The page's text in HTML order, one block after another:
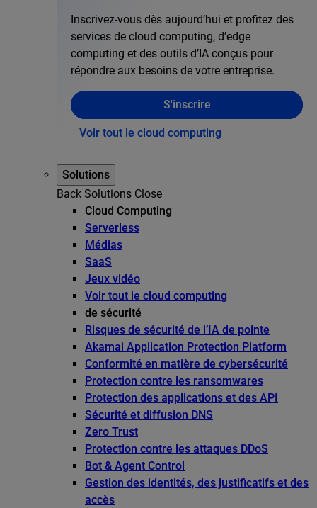
Inscrivez-vous dès aujourd’hui et profitez des
services de cloud computing, d’edge
computing et des outils d’IA conçus pour
répondre aux besoins de votre entreprise.
S'inscrire
Voir tout le cloud computing
Solutions
Back Solutions Close
Cloud Computing
Serverless
Médias
SaaS
Jeux vidéo
Voir tout le cloud computing
de sécurité
Risques de sécurité de l’IA de pointe
Akamai Application Protection Platform
Conformité en matière de cybersécurité
Protection contre les ransomwares
Protection des applications et des API
Sécurité et diffusion DNS
Zero Trust
Protection contre les attaques DDoS
Bot & Agent Control
Gestion des identités, des justificatifs et des
accès